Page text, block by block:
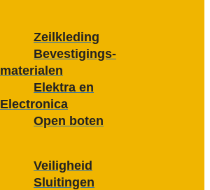
Zeilkleding
Bevestigings­­
materialen
Elektra en
Electronica
Open boten
Veiligheid
Sluitingen